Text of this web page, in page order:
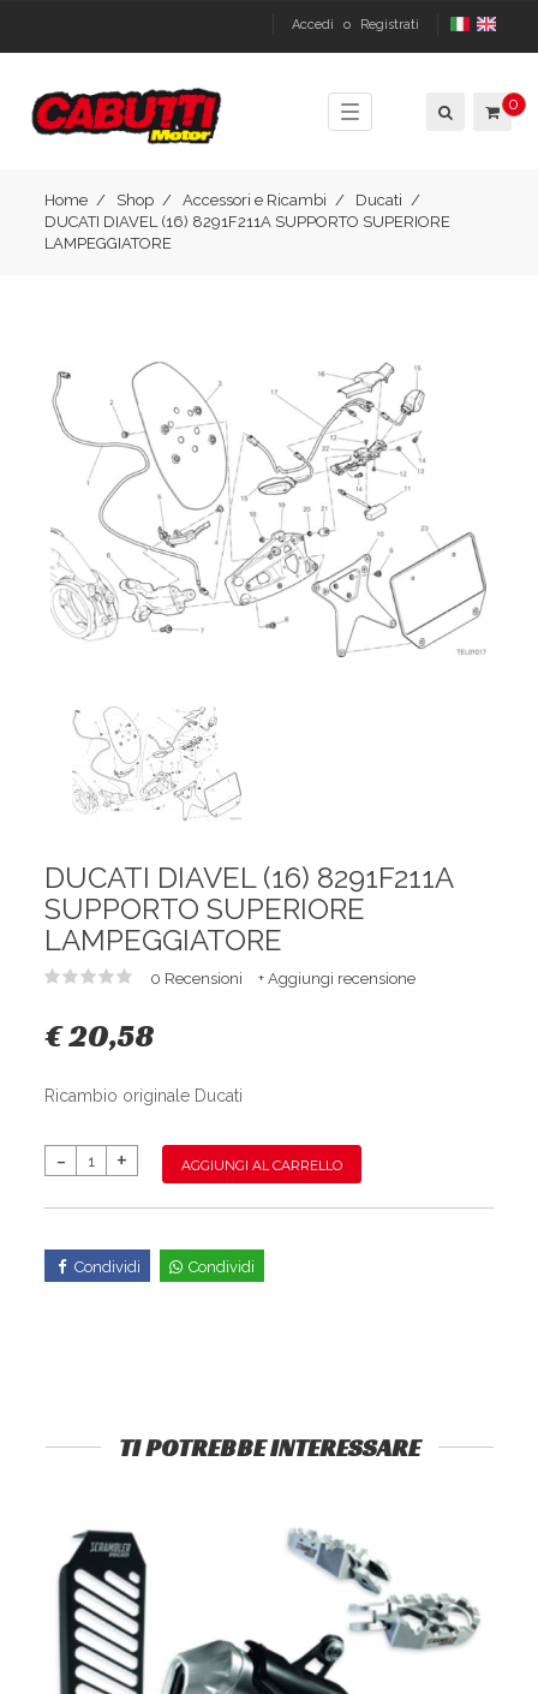
Accedi o Registrati
Toggle
navigation
0
Home Shop Accessori e Ricambi
Ducati
DUCATI DIAVEL (16) 8291F211A SUPPORTO SUPERIORE
LAMPEGGIATORE
DUCATI DIAVEL (16) 8291F211A
SUPPORTO SUPERIORE
LAMPEGGIATORE
0 Recensioni + Aggiungi recensione
€ 20,58
Ricambio originale Ducati
AGGIUNGI AL CARRELLO
Condividi Condividi
TI POTREBBE INTERESSARE